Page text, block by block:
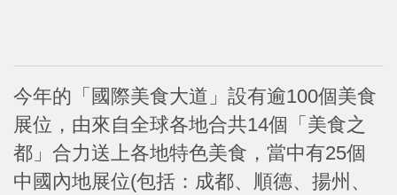
今年的「國際美食大道」設有逾100個美食
展位，由來自全球各地合共14個「美食之
都」合力送上各地特色美食，當中有25個
中國內地展位(包括：成都、順德、揚州、